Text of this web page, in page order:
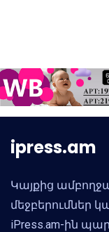
ipress.am
Կայքից
մեջբերումներ
iPress.am-ին